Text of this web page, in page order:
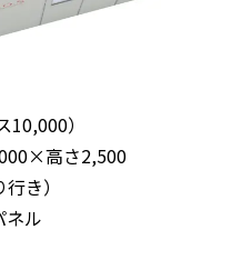
）
高さ2,500
き）
ネル